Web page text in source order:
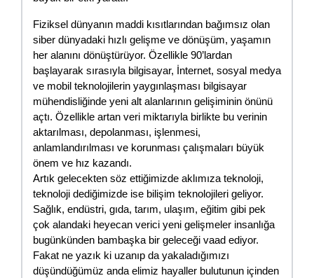
Fiziksel dünyanın maddi kısıtlarından bağımsız olan
siber dünyadaki hızlı gelişme ve dönüşüm, yaşamın
her alanını dönüştürüyor. Özellikle 90’lardan
başlayarak sırasıyla bilgisayar, İnternet, sosyal medya
ve mobil teknolojilerin yaygınlaşması bilgisayar
mühendisliğinde yeni alt alanlarının gelişiminin önünü
açtı. Özellikle artan veri miktarıyla birlikte bu verinin
aktarılması, depolanması, işlenmesi,
anlamlandırılması ve korunması çalışmaları büyük
önem ve hız kazandı.
Artık gelecekten söz ettiğimizde aklımıza teknoloji,
teknoloji dediğimizde ise bilişim teknolojileri geliyor.
Sağlık, endüstri, gıda, tarım, ulaşım, eğitim gibi pek
çok alandaki heyecan verici yeni gelişmeler insanlığa
bugünkünden bambaşka bir geleceği vaad ediyor.
Fakat ne yazık ki uzanıp da yakaladığımızı
düşündüğümüz anda elimiz hayaller bulutunun içinden